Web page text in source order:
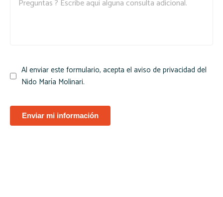
Al enviar este formulario, acepta el aviso de privacidad del
Nido María Molinari.
Enviar mi información